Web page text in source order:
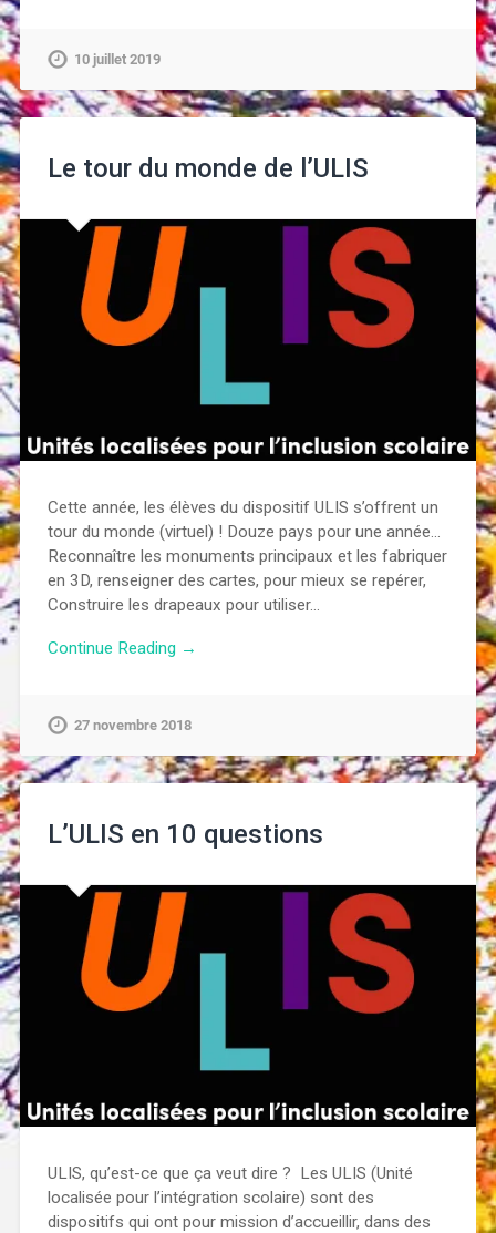
10 juillet 2019
Le tour du monde de l’ULIS
Cette année, les élèves du dispositif ULIS s’offrent un
tour du monde (virtuel) ! Douze pays pour une année…
Reconnaître les monuments principaux et les fabriquer
en 3D, renseigner des cartes, pour mieux se repérer,
Construire les drapeaux pour utiliser…
Continue Reading →
27 novembre 2018
L’ULIS en 10 questions
ULIS, qu’est-ce que ça veut dire ? Les ULIS (Unité
localisée pour l’intégration scolaire) sont des
dispositifs qui ont pour mission d’accueillir, dans des